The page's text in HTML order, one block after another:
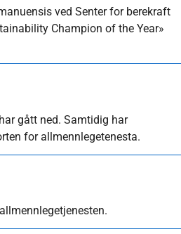
ved Senter for berekraft
Champion of the Year»
gått ned. Samtidig har
for allmennlegetenesta.